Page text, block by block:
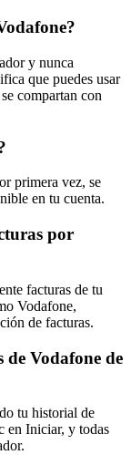
y nunca
que puedes usar
compartan con
primera vez, se
en tu cuenta.
por
facturas de tu
Vodafone,
de facturas.
de Vodafone de
tu historial de
en Iniciar, y todas